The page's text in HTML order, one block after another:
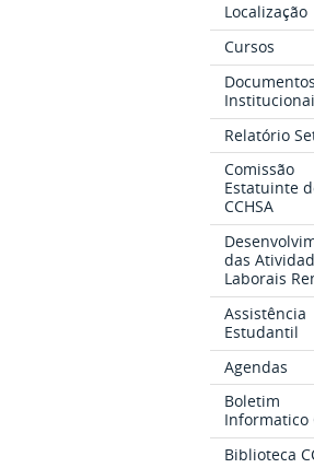
Localização
Cursos
Documentos
Relatório
Comissão
Estatuinte
CCHSA
das
Laborais
Assistência
Estudantil
Agendas
Boletim
Informatico
Biblioteca